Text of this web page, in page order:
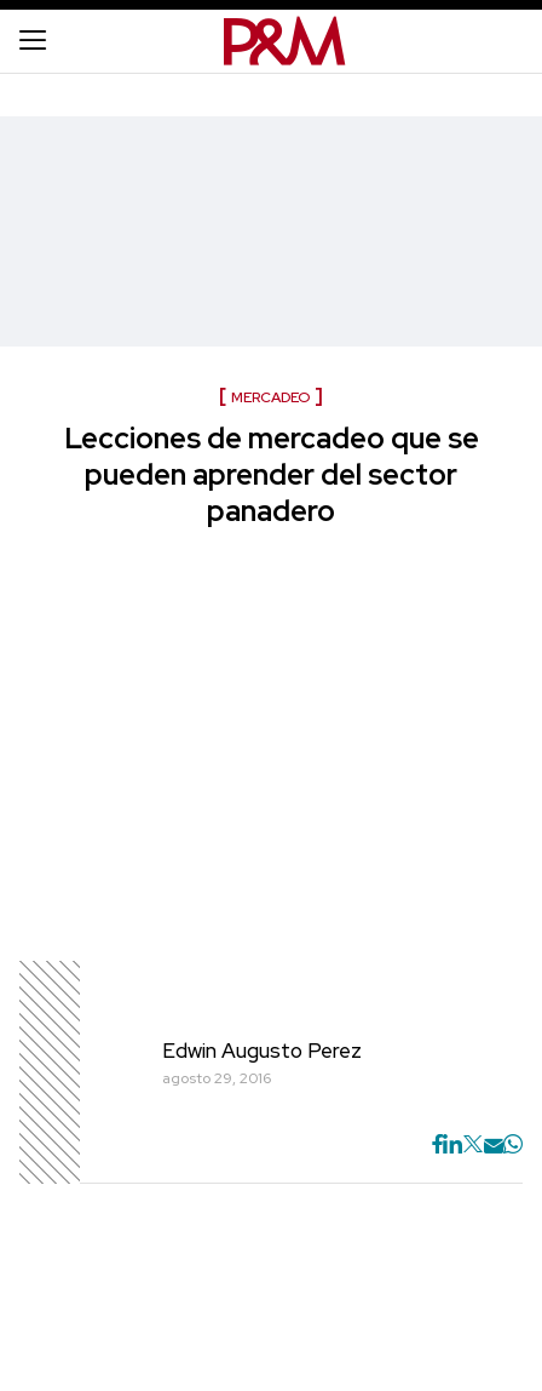
MERCADEO
Lecciones de mercadeo que se
pueden aprender del sector
panadero
Edwin Augusto Perez
agosto 29, 2016